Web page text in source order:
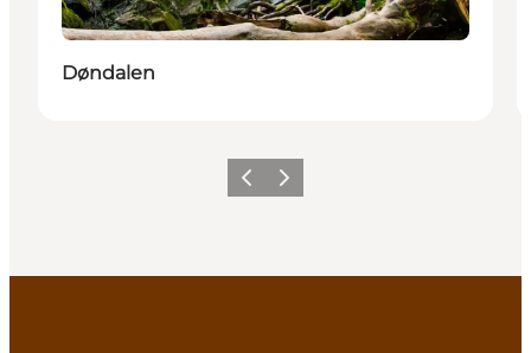
Døndalen
ZurückWeiter